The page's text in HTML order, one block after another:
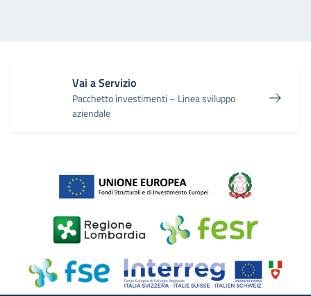
Vai a Servizio
Pacchetto investimenti – Linea sviluppo
aziendale